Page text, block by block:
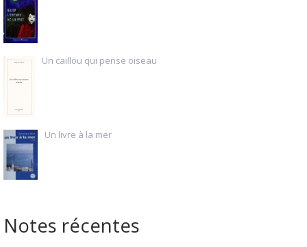
Un caillou qui pense oiseau
Un livre à la mer
Notes récentes